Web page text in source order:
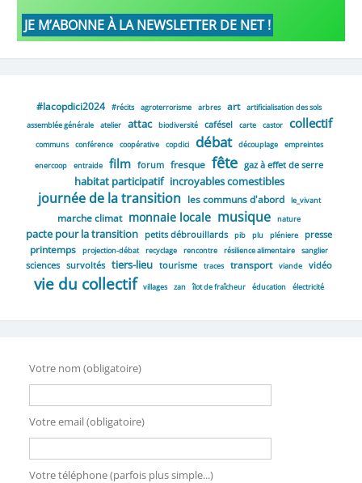
#lacopdici2024 #récits agroterrorisme arbres art
artificialisation des sols
assemblée générale
atelier attac biodiversité cafésel carte castor collectif
communs conférence coopérative copdici débat découplage
empreintes
enercoop
entraide film forum fresque fête gaz à effet de serre
habitat participatif incroyables comestibles
journée de la transition les communs d'abord le_vivant
marche climat monnaie locale musique nature
pacte pour la transition petits débrouillards pib plu pléniere presse
printemps projection-débat recyclage rencontre résilience alimentaire sanglier
sciences survoltés tiers-lieu tourisme traces transport viande vidéo
vie du collectif villages zan îlot de fraîcheur éducation électricité
Votre nom (obligatoire)
Votre email (obligatoire)
Votre téléphone (parfois plus simple...)